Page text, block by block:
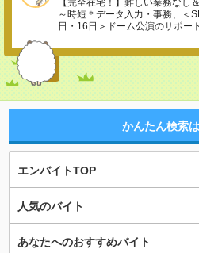
【完全在宅！】難しい業務なし
～時短＊データ入力・事務、＜
日・16日＞ドーム公演のサポー
かんたん検索
エンバイトTOP
人気のバイト
あなたへのおすすめバイト